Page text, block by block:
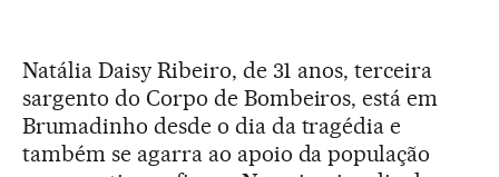
Natália Daisy Ribeiro, de 31 anos, terceira
sargento do Corpo de Bombeiros, está em
Brumadinho desde o dia da tragédia e
também se agarra ao apoio da população